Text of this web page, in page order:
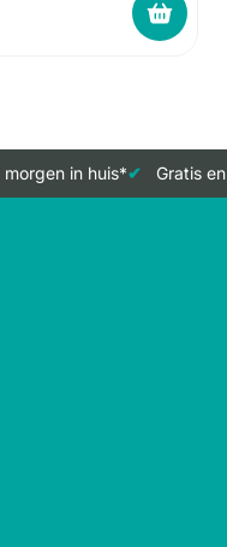
in huis* Gratis